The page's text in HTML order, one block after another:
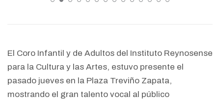
El Coro Infantil y de Adultos del Instituto Reynosense
para la Cultura y las Artes, estuvo presente el
pasado jueves en la Plaza Treviño Zapata,
mostrando el gran talento vocal al público